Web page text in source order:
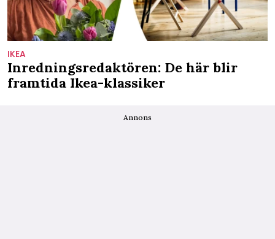
IKEA
Inredningsredaktören: De här blir
framtida Ikea-klassiker
Annons